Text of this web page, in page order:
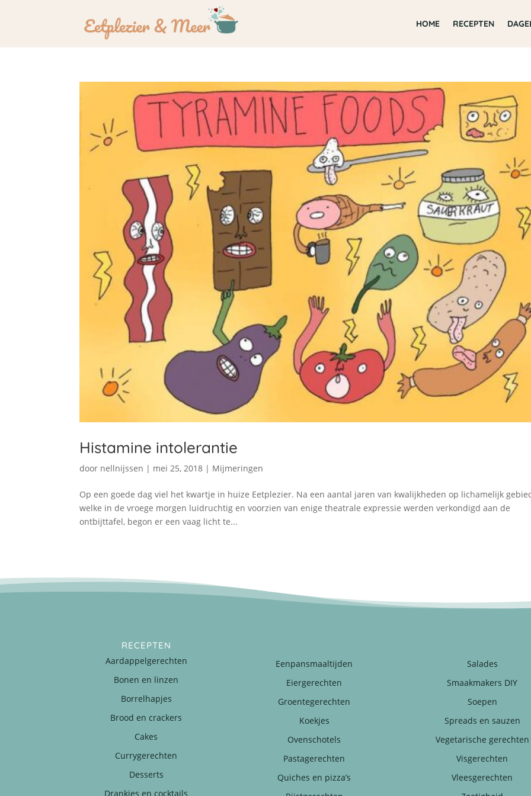
HOME RECEPTEN
Histamine intolerantie
door nellnijssen | mei 25, 2018 | Mijmeringen
Op een goede dag viel het kwartje in huize Eetplezier. Na een aantal jaren van kwalijkheden op lichamelijk
welke in de vroege morgen luidruchtig en voorzien van enige theatrale expressie werden verkondigd aan de
ontbijttafel, begon er een vaag licht te...
RECEPTEN
Aardappelgerechten
Bonen en linzen
Borrelhapjes
Brood en crackers
Cakes
Currygerechten
Desserts
Drankjes en cocktails
Eenpansmaaltijden
Eiergerechten
Groentegerechten
Koekjes
Ovenschotels
Pastagerechten
Quiches en pizza’s
Salades
Smaakmakers DIY
Soepen
Spreads en sauzen
Vegetarische gerechten
Visgerechten
Vleesgerechten